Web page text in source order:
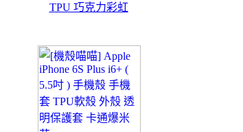
TPU 巧克力彩虹